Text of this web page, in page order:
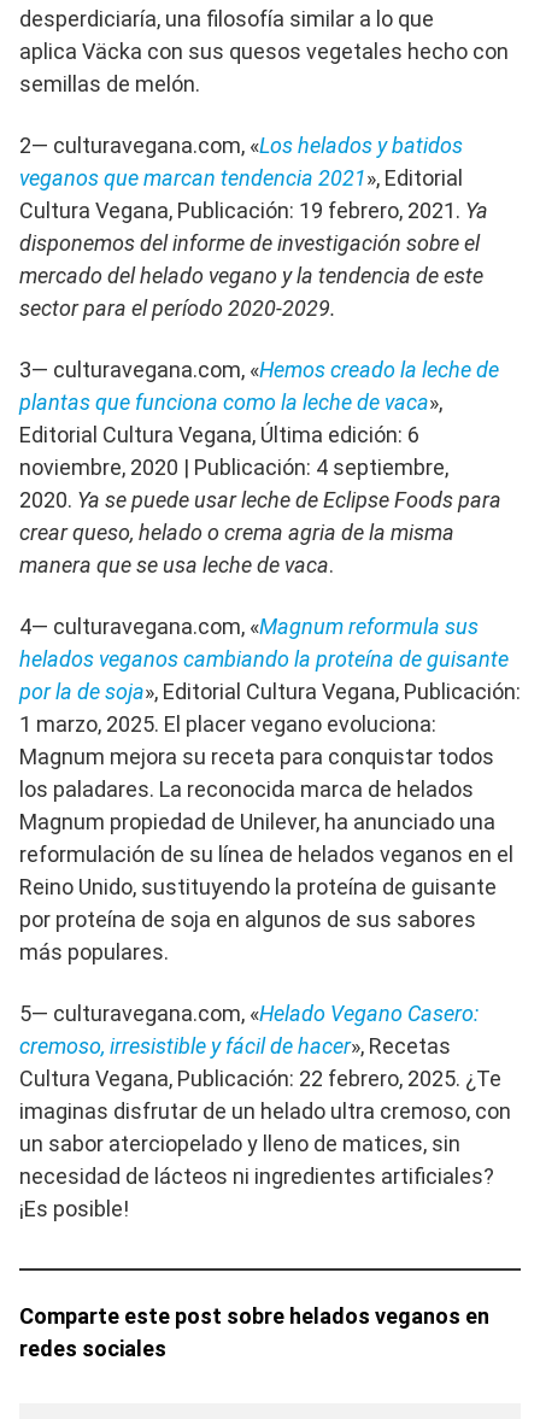
desperdiciaría, una filosofía similar a lo que
aplica Väcka con sus quesos vegetales hecho con
semillas de melón.
2— culturavegana.com, «Los helados y batidos
veganos que marcan tendencia 2021», Editorial
Cultura Vegana, Publicación: 19 febrero, 2021. Ya
disponemos del informe de investigación sobre el
mercado del helado vegano y la tendencia de este
sector para el período 2020-2029.
3— culturavegana.com, «Hemos creado la leche de
plantas que funciona como la leche de vaca»,
Editorial Cultura Vegana, Última edición: 6
noviembre, 2020 | Publicación: 4 septiembre,
2020. Ya se puede usar leche de Eclipse Foods para
crear queso, helado o crema agria de la misma
manera que se usa leche de vaca.
4— culturavegana.com, «Magnum reformula sus
helados veganos cambiando la proteína de guisante
por la de soja», Editorial Cultura Vegana, Publicación:
1 marzo, 2025. El placer vegano evoluciona:
Magnum mejora su receta para conquistar todos
los paladares. La reconocida marca de helados
Magnum propiedad de Unilever, ha anunciado una
reformulación de su línea de helados veganos en el
Reino Unido, sustituyendo la proteína de guisante
por proteína de soja en algunos de sus sabores
más populares.
5— culturavegana.com, «Helado Vegano Casero:
cremoso, irresistible y fácil de hacer», Recetas
Cultura Vegana, Publicación: 22 febrero, 2025. ¿Te
imaginas disfrutar de un helado ultra cremoso, con
un sabor aterciopelado y lleno de matices, sin
necesidad de lácteos ni ingredientes artificiales?
¡Es posible!
Comparte este post sobre helados veganos en
redes sociales